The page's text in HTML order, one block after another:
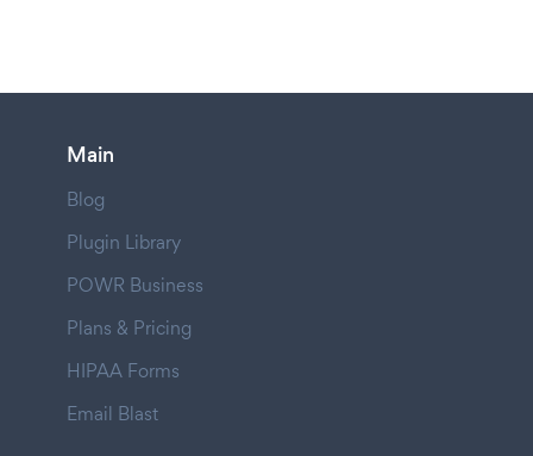
Main
Blog
Plugin Library
POWR Business
Plans & Pricing
HIPAA Forms
Email Blast